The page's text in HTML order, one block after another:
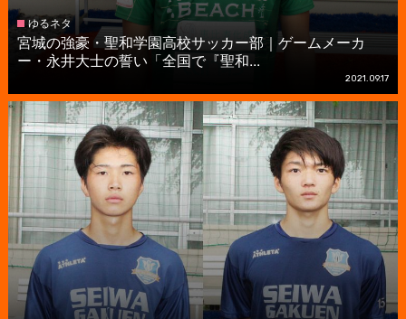
ゆるネタ
宮城の強豪・聖和学園高校サッカー部｜ゲームメーカ
ー・永井大士の誓い「全国で『聖和...
2021.09.17